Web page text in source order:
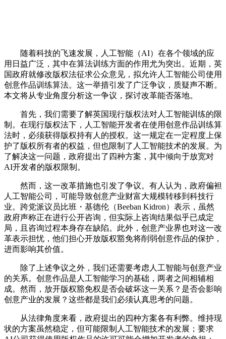
随着科技的飞速发展，人工智能（AI）在各个领域的应
用日益广泛，其中在算法训练方面的作用尤为突出。近期，英
国政府就修改版权法征求公众意见，拟允许人工智能公司使用
创意作品训练算法。这一举措引发了广泛争议，质疑声不断。
本文将从专业角度分析这一争议，探讨改革能否落地。
首先，我们需要了解英国现行版权法对人工智能训练的限
制。在现行版权法下，人工智能开发者在使用创意作品训练算
法时，必须获得版权持有人的授权。这一规定在一定程度上保
护了版权所有者的权益，但也限制了人工智能技术的发展。为
了解决这一问题，政府提出了四种方案，其中倾向于放宽对
AI开发者的版权限制。
然而，这一改革措施也引发了争议。有人认为，政府偏袒
人工智能公司，可能导致创意产业财富大规模转移到科技行
业。跨党派议员比班・基德伦（Beeban Kidron）表示，虽然
政府声称正在进行公开咨询，但实际上咨询结果似乎已成定
局，且咨询过程本身存在缺陷。此外，创意产业界也对这一改
革表示担忧，他们担心开放版权豁免将削弱创意作品的保护，
进而影响其价值。
除了上述争议之外，我们还需要考虑人工智能与创意产业
的关系。创意作品是人工智能学习的基础，两者之间相辅相
成。然而，放开版权豁免权是否会破坏这一关系？是否会影响
创意产业的发展？这些都是我们必须认真思考的问题。
从法律角度来看，政府提出的四种方案各有利弊。维持现
状的方案虽然稳定，但可能限制人工智能技术的发展；要求